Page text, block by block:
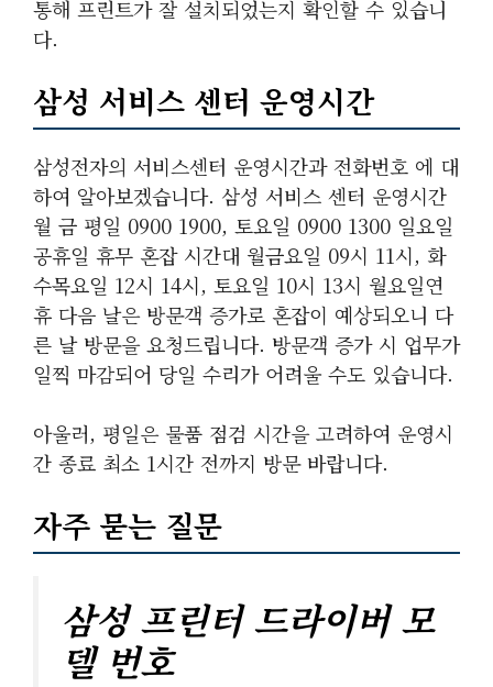
통해 프린트가 잘 설치되었는지 확인할 수 있습니
다.
삼성 서비스 센터 운영시간
삼성전자의 서비스센터 운영시간과 전화번호 에 대
하여 알아보겠습니다. 삼성 서비스 센터 운영시간
월 금 평일 0900 1900, 토요일 0900 1300 일요일
공휴일 휴무 혼잡 시간대 월금요일 09시 11시, 화
수목요일 12시 14시, 토요일 10시 13시 월요일연
휴 다음 날은 방문객 증가로 혼잡이 예상되오니 다
른 날 방문을 요청드립니다. 방문객 증가 시 업무가
일찍 마감되어 당일 수리가 어려울 수도 있습니다.
아울러, 평일은 물품 점검 시간을 고려하여 운영시
간 종료 최소 1시간 전까지 방문 바랍니다.
자주 묻는 질문
삼성 프린터 드라이버 모
델 번호